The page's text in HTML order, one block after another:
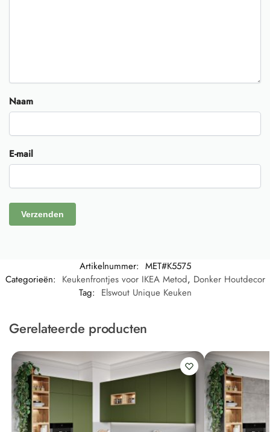
Naam
E-mail
Artikelnummer: MET#K5575
Categorieën: Keukenfrontjes voor IKEA Metod, Donker Houtdecor
Tag: Elswout Unique Keuken
Gerelateerde producten